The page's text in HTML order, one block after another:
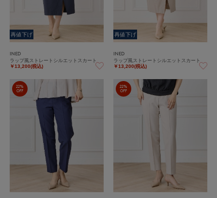
再値下げ
INED
ラップ風ストレートシルエットスカート
￥13,200(税込)
再値下げ
INED
ラップ風ストレートシルエットスカート
￥13,200(税込)
22%
OFF
22%
OFF